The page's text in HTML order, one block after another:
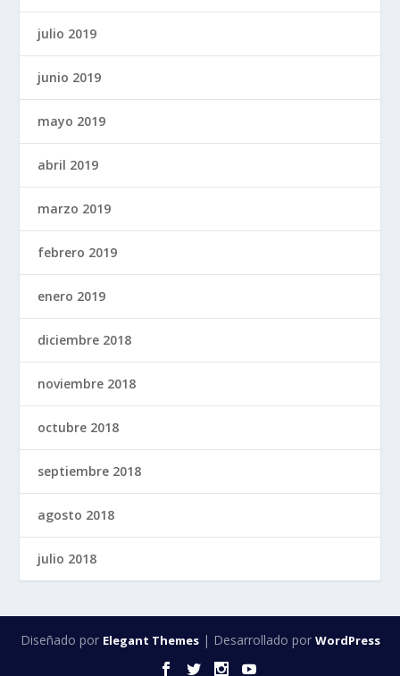
julio 2019
junio 2019
mayo 2019
abril 2019
marzo 2019
febrero 2019
enero 2019
diciembre 2018
noviembre 2018
octubre 2018
septiembre 2018
agosto 2018
julio 2018
Diseñado por Elegant Themes| Desarrollado por WordPress